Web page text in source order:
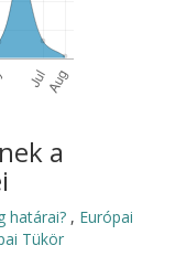
a
határai? , Európai
Tükör